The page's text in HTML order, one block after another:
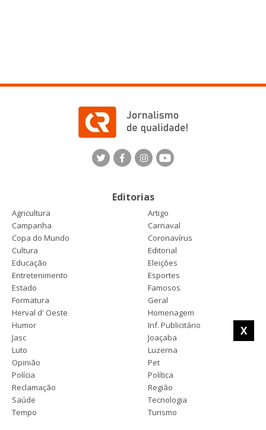
X
Editorias
Agricultura
Artigo
Campanha
Carnaval
Copa do Mundo
Coronavírus
Cultura
Editorial
Educação
Eleições
Entretenimento
Esportes
Estado
Famosos
Formatura
Geral
Herval d' Oeste
Homenagem
Humor
Inf. Publicitário
Jasc
Joaçaba
Luto
Luzerna
Opinião
Pet
Polícia
Política
Reclamação
Região
Saúde
Tecnologia
Tempo
Turismo